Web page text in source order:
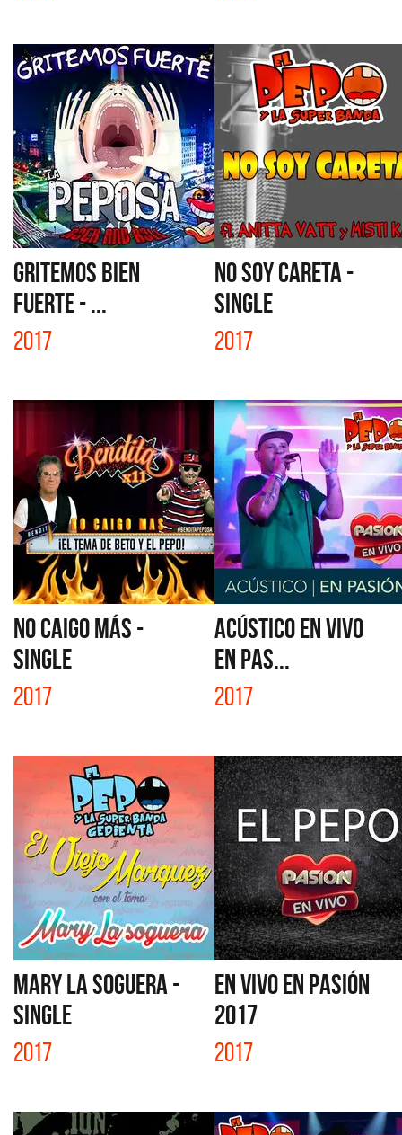
GRITEMOS BIEN
FUERTE - ...
2017
NO SOY CARETA -
SINGLE
2017
NO CAIGO MÁS -
SINGLE
2017
ACÚSTICO EN VIVO
EN PAS...
2017
MARY LA SOGUERA -
SINGLE
2017
EN VIVO EN PASIÓN
2017
2017